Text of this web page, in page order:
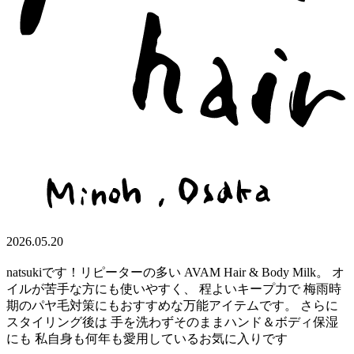
2026.05.20
natsukiです！リピーターの多い AVAM Hair & Body Milk。 オ
イルが苦手な方にも使いやすく、 程よいキープ力で 梅雨時
期のパヤ毛対策にもおすすめな万能アイテムです。 さらに
スタイリング後は 手を洗わずそのままハンド＆ボディ保湿
にも 私自身も何年も愛用しているお気に入りです